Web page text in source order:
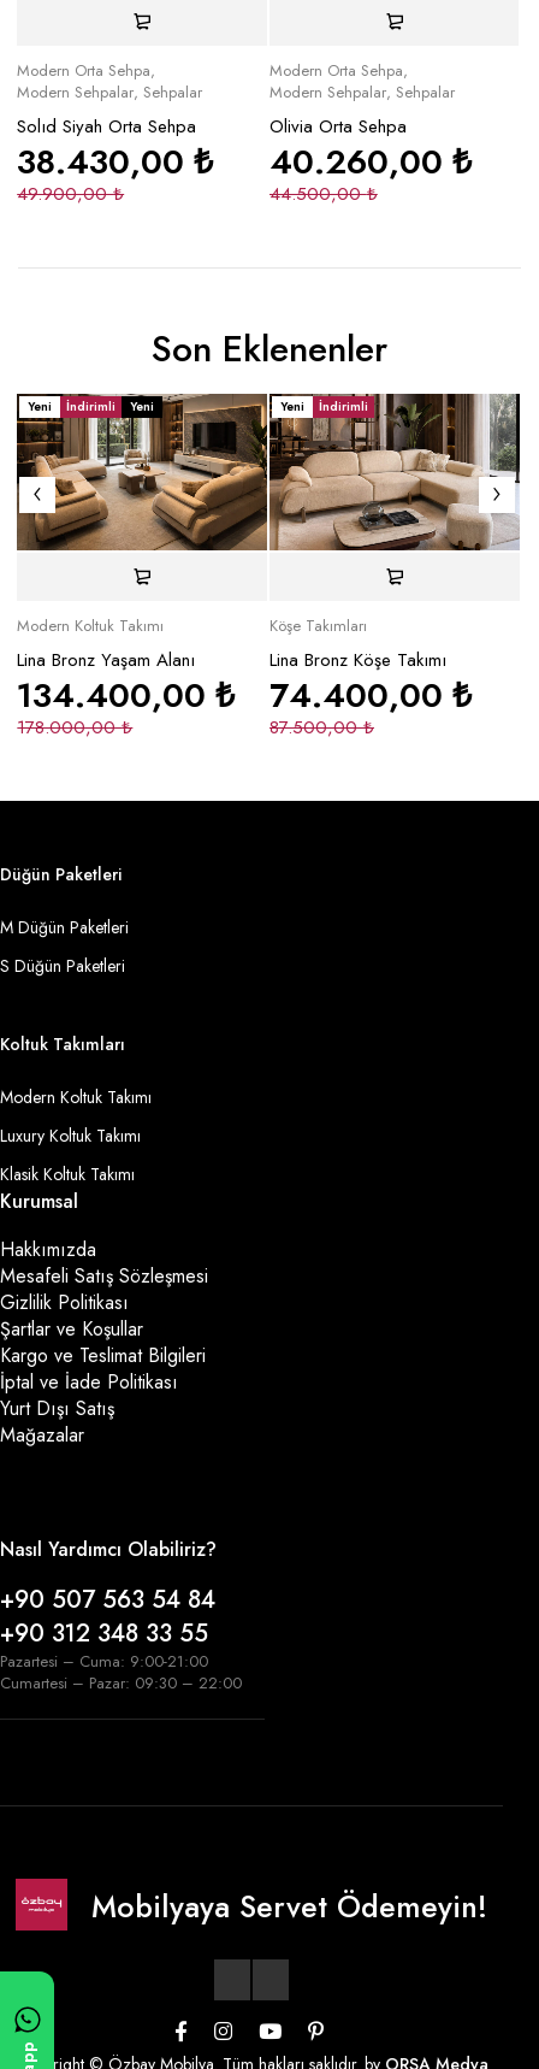
Modern Orta Sehpa,
Modern Sehpalar,Sehpalar
Solıd Siyah Orta Sehpa
49.900,00₺
38.430,00₺
Modern Orta Sehpa,
Modern Sehpalar, Sehpalar
Olivia Orta Sehpa
44.500,00₺
40.260,00 ₺
Son Eklenenler
Yeni İndirimli Yeni
Modern Koltuk Takımı
Lina Bronz Yaşam Alanı
178.000,00₺
134.400,00₺
Yeni İndirimli
Köşe Takımları
Lina Bronz Köşe Takımı
87.500,00₺
74.400,00₺
Düğün Paketleri
M Düğün Paketleri
S Düğün Paketleri
Koltuk Takımları
Modern Koltuk Takımı
Luxury Koltuk Takımı
Klasik Koltuk Takımı
Kurumsal
Hakkımızda
Mesafeli Satış Sözleşmesi
Gizlilik Politikası
Şartlar ve Koşullar
Kargo ve Teslimat Bilgileri
İptal ve İade Politikası
Yurt Dışı Satış
Mağazalar
Nasıl Yardımcı Olabiliriz?
+90 507 563 54 84
+90 312 348 33 55
Pazartesi – Cuma: 9:00-21:00
Cumartesi – Pazar: 09:30 – 22:00
Mobilyaya Servet Ödemeyin!
Copyright © Özbay Mobilya. Tüm hakları saklıdır. by ORSA Medya